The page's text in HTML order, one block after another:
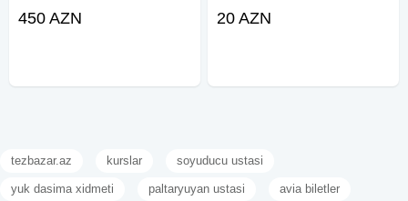
450 AZN
götürülür. işimizə tam zəmanət
20 AZN
tezbazar.az kurslar soyuducu ustasi
yuk dasima xidmeti paltaryuyan ustasi avia biletler